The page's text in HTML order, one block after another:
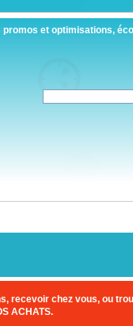
promos et optimisations,
recevoir chez vous, ou
ACHATS.